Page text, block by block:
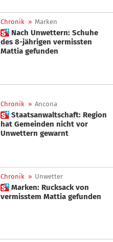
Chronik » Marken
 Nach Unwettern: Schuhe
des 8-jährigen vermissten
Mattia gefunden
Chronik » Ancona
 Staatsanwaltschaft: Region
hat Gemeinden nicht vor
Unwettern gewarnt
Chronik » Unwetter
 Marken: Rucksack von
vermisstem Mattia gefunden